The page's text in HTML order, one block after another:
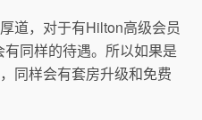
道，对于有Hilton高级会员
同样的待遇。所以如果是
同样会有套房升级和免费